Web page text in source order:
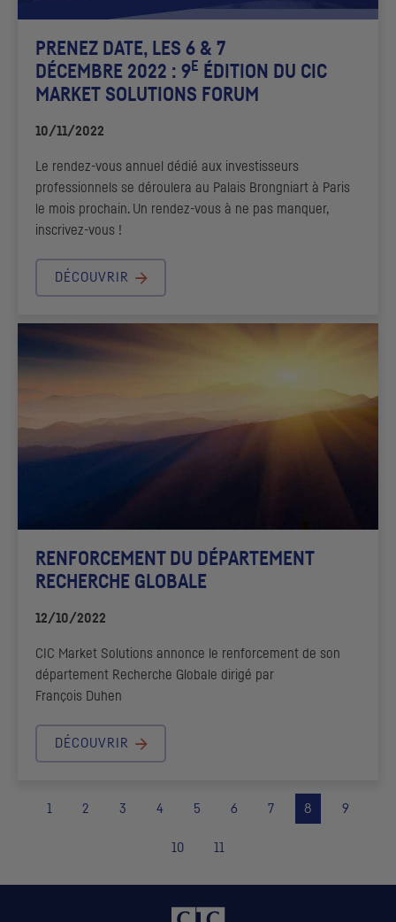
PRENEZ DATE, LES 6 & 7
DÉCEMBRE 2022 : 9E ÉDITION DU CIC
MARKET SOLUTIONS FORUM
10/11/2022
Le rendez-vous annuel dédié aux investisseurs
professionnels se déroulera au Palais Brongniart à Paris
le mois prochain. Un rendez-vous à ne pas manquer,
inscrivez-vous !
DÉCOUVRIR
RENFORCEMENT DU DÉPARTEMENT
RECHERCHE GLOBALE
12/10/2022
CIC Market Solutions annonce le renforcement de son
département Recherche Globale dirigé par
François Duhen
DÉCOUVRIR
1 2 3 4 5 6 7 8 9
10 11